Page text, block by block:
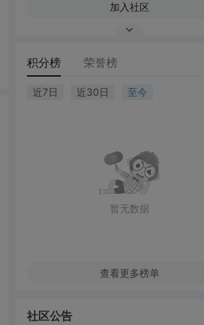
加入社区
积分榜 荣誉榜
近7日 近30日 至今
暂无数据
查看更多榜单
社区公告